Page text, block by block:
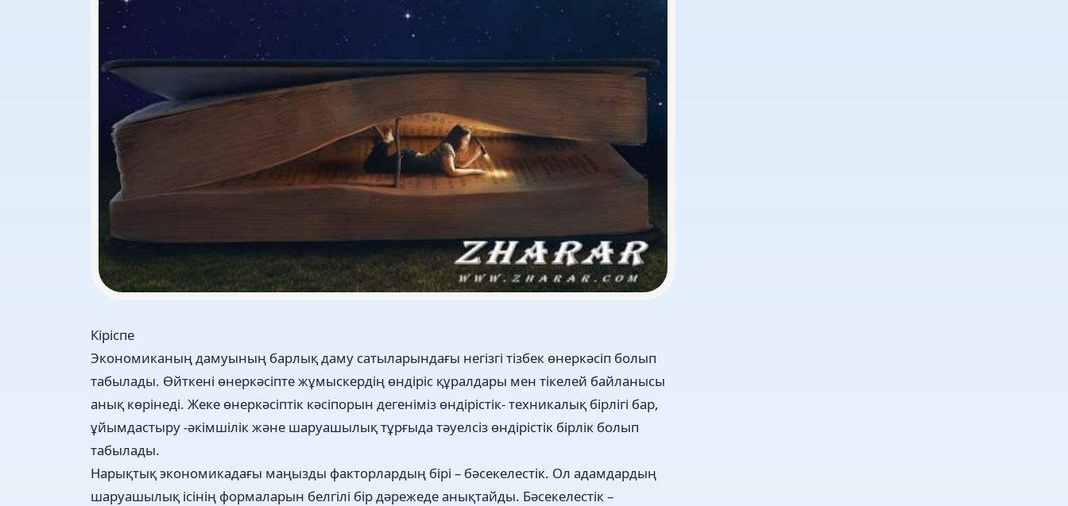
Кіріспе
Экономиканың дамуының барлық даму сатыларындағы негізгі тізбек өнеркәсіп болып
табылады. Өйткені өнеркәсіпте жұмыскердің өндіріс құралдары мен тікелей байланысы
анық көрінеді. Жеке өнеркәсіптік кәсіпорын дегеніміз өндірістік- техникалық бірлігі бар,
ұйымдастыру -әкімшілік және шаруашылық тұрғыда тәуелсіз өндірістік бірлік болып
табылады.
Нарықтық экономикадағы маңызды факторлардың бірі – бәсекелестік. Ол адамдардың
шаруашылық ісінің формаларын белгілі бір дәрежеде анықтайды. Бәсекелестік –